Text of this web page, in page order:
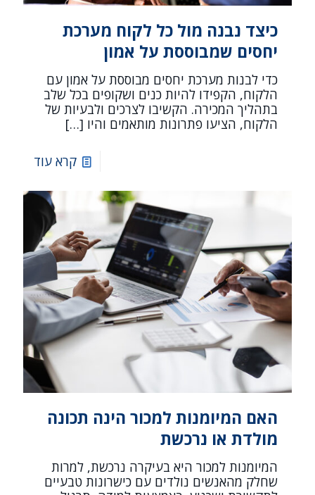
כיצד נבנה מול כל לקוח מערכת
יחסים שמבוססת על אמון
כדי לבנות מערכת יחסים מבוססת על אמון עם
הלקוח, הקפידו להיות כנים ושקופים בכל שלב
בתהליך המכירה. הקשיבו לצרכים ולבעיות של
הלקוח, הציעו פתרונות מותאמים והיו […]
קרא עוד
האם המיומנות למכור הינה תכונה
מולדת או נרכשת
המיומנות למכור היא בעיקרה נרכשת, למרות
שחלק מהאנשים נולדים עם כישרונות טבעיים